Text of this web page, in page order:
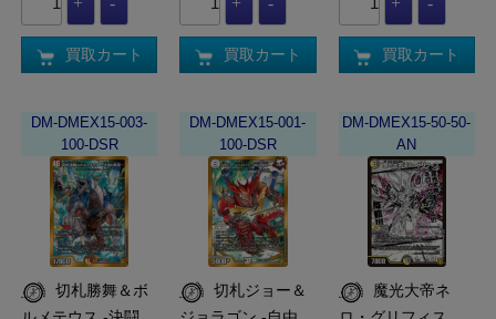
買取カート 買取カート 買取カート
DM-DMEX15-003-
100-DSR
DM-DMEX15-001-
100-DSR
切札ジョー＆
DM-DMEX15-50-50-
AN